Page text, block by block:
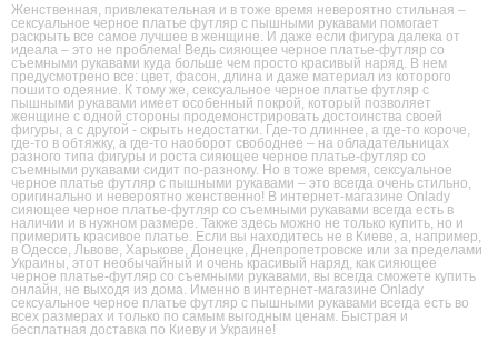
Женственная, привлекательная и в тоже время невероятно стильная –
cексуальное черное платье футляр с пышными рукавами помогает
раскрыть все самое лучшее в женщине. И даже если фигура далека от
идеала – это не проблема! Ведь сияющее черное платье-футляр со
съемными рукавами куда больше чем просто красивый наряд. В нем
предусмотрено все: цвет, фасон, длина и даже материал из которого
пошито одеяние. К тому же, cексуальное черное платье футляр с
пышными рукавами имеет особенный покрой, который позволяет
женщине с одной стороны продемонстрировать достоинства своей
фигуры, а с другой - скрыть недостатки. Где-то длиннее, а где-то короче,
где-то в обтяжку, а где-то наоборот свободнее – на обладательницах
разного типа фигуры и роста сияющее черное платье-футляр со
съемными рукавами сидит по-разному. Но в тоже время, cексуальное
черное платье футляр с пышными рукавами – это всегда очень стильно,
оригинально и невероятно женственно! В интернет-магазине Onlady
сияющее черное платье-футляр со съемными рукавами всегда есть в
наличии и в нужном размере. Также здесь можно не только купить, но и
примерить красивое платье. Если вы находитесь не в Киеве, а, например,
в Одессе, Львове, Харькове, Донецке, Днепропетровске или за пределами
Украины, этот необычайный и очень красивый наряд, как сияющее
черное платье-футляр со съемными рукавами, вы всегда сможете купить
онлайн, не выходя из дома. Именно в интернет-магазине Onlady
cексуальное черное платье футляр с пышными рукавами всегда есть во
всех размерах и только по самым выгодным ценам. Быстрая и
бесплатная доставка по Киеву и Украине!